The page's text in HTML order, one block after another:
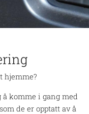
hjemme?
komme i gang med
de er opptatt av å